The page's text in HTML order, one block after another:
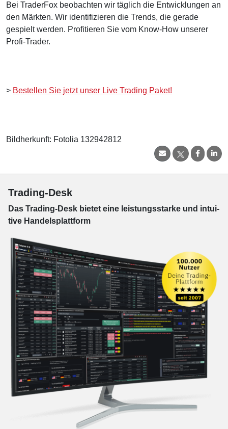
Bei TraderFox beobachten wir täglich die Entwicklungen an
den Märkten. Wir identifizieren die Trends, die gerade
gespielt werden. Profitieren Sie vom Know-How unserer
Profi-Trader.
> Bestellen Sie jetzt unser Live Trading Paket!
Bildherkunft: Fotolia 132942812
Trading-Desk
Das Trading-Desk bie­tet eine leis­tungs­star­ke und in­tui­
tive Han­dels­platt­form